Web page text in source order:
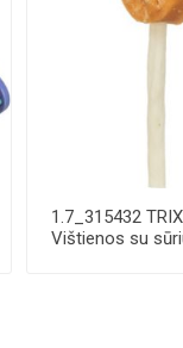
1.7_315432
Vištienos su